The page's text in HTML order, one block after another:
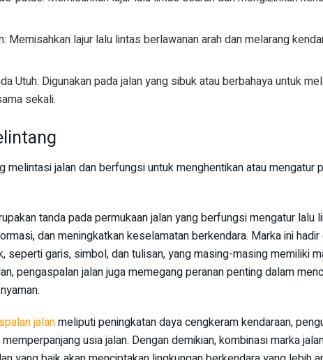
Memisahkan lajur lalu lintas berlawanan arah dan melarang
Utuh: Digunakan pada jalan yang sibuk atau berbahaya untuk
sekali.
melintasi jalan dan berfungsi untuk menghentikan atau mengatur
tanda pada permukaan jalan yang berfungsi mengatur lalu
dan meningkatkan keselamatan berkendara. Marka ini
seperti garis, simbol, dan tulisan, yang masing-masing memiliki
pengaspalan jalan juga memegang peranan penting dalam
jalanmeliputi peningkatan daya cengkeram kendaraan,
usia jalan. Dengan demikian, kombinasi marka